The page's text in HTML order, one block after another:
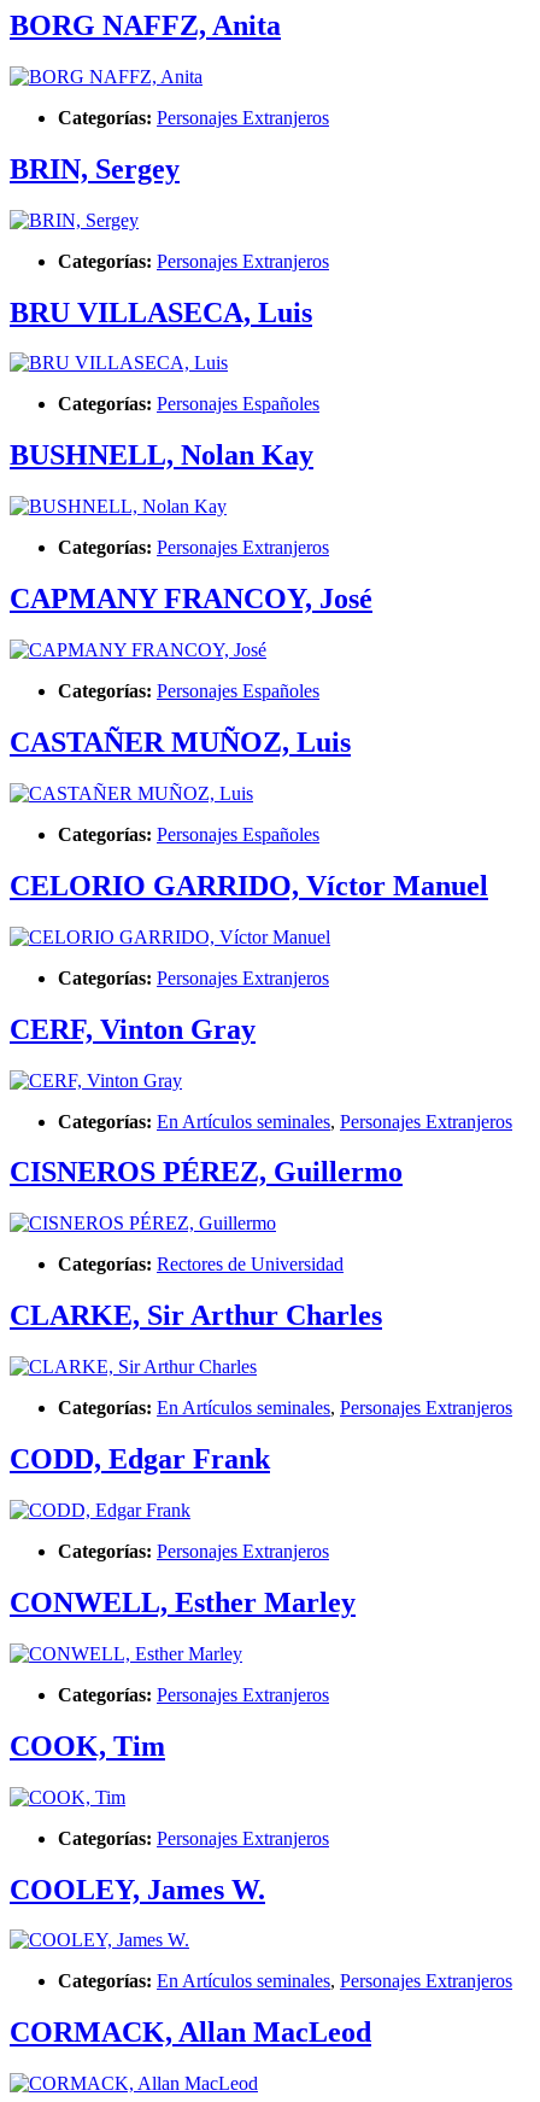
BORG NAFFZ, Anita
Categorías: Personajes Extranjeros
BRIN, Sergey
Categorías: Personajes Extranjeros
BRU VILLASECA, Luis
Categorías: Personajes Españoles
BUSHNELL, Nolan Kay
Categorías: Personajes Extranjeros
CAPMANY FRANCOY, José
Categorías: Personajes Españoles
CASTAÑER MUÑOZ, Luis
Categorías: Personajes Españoles
CELORIO GARRIDO, Víctor Manuel
Categorías: Personajes Extranjeros
CERF, Vinton Gray
Categorías: En Artículos seminales, Personajes Extranjeros
CISNEROS PÉREZ, Guillermo
Categorías: Rectores de Universidad
CLARKE, Sir Arthur Charles
Categorías: En Artículos seminales, Personajes Extranjeros
CODD, Edgar Frank
Categorías: Personajes Extranjeros
CONWELL, Esther Marley
Categorías: Personajes Extranjeros
COOK, Tim
Categorías: Personajes Extranjeros
COOLEY, James W.
Categorías: En Artículos seminales, Personajes Extranjeros
CORMACK, Allan MacLeod